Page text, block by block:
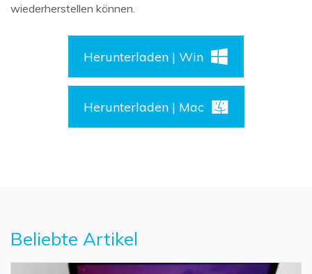
wiederherstellen können.
Herunterladen | Win
Herunterladen | Mac
Beliebte Artikel